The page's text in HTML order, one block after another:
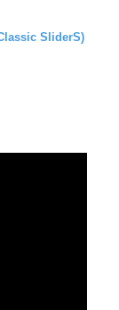
SliderS)